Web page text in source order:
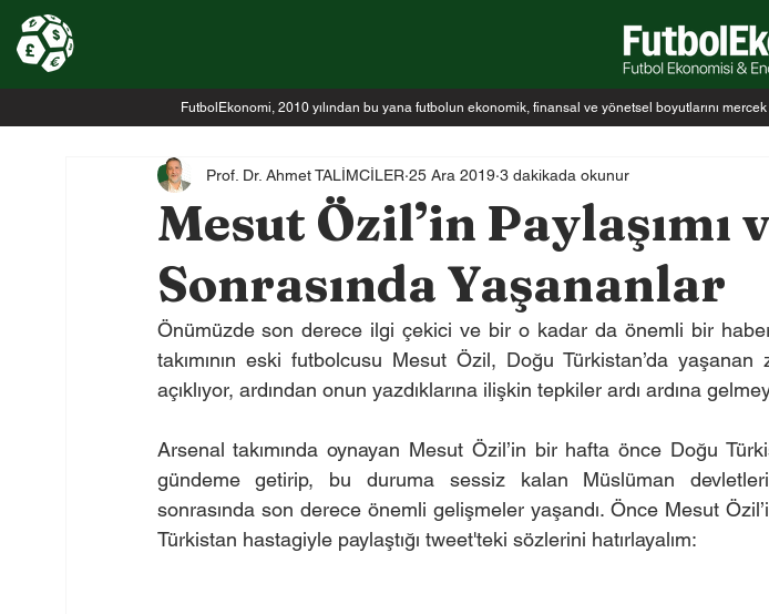
FutbolEkonomi, 2010 yılından bu yana futbolun ekonomik, finansal ve yönetsel boyutlarını
Mesut Özil’in Paylaşımı
Sonrasında Yaşananlar
Prof. Dr. Ahmet TALİMCİLER 25 Ara 2019 3 dakikada okunur
Önümüzde son derece ilgi çekici ve bir o kadar da önemli bir
takımının eski futbolcusu Mesut Özil, Doğu Türkistan’da
açıklıyor, ardından onun yazdıklarına ilişkin tepkiler ardı ardına
Arsenal takımında oynayan Mesut Özil’in bir hafta önce Doğu
gündeme getirip, bu duruma sessiz kalan Müslüman
sonrasında son derece önemli gelişmeler yaşandı. Önce Mesut
Türkistan hastagiyle paylaştığı tweet'teki sözlerini hatırlayalım: